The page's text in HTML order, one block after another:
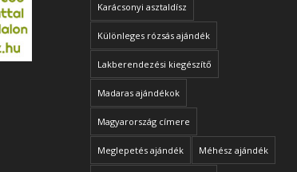
Karácsonyi asztaldísz
Különleges rózsás ajándék
Lakberendezési kiegészítő
Madaras ajándékok
Magyarország címere
Meglepetés ajándék Méhész ajándék